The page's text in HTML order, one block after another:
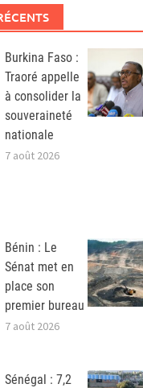
Burkina Faso :
Traoré appelle
à consolider la
souveraineté
nationale
7 août 2026
Bénin : Le
Sénat met en
place son
premier bureau
7 août 2026
Sénégal : 7,2